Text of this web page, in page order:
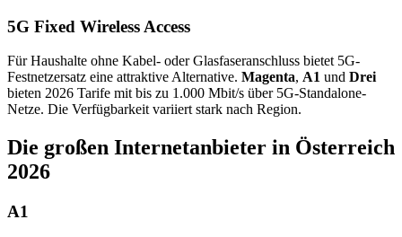
5G Fixed Wireless Access
Für Haushalte ohne Kabel- oder Glasfaseranschluss bietet 5G-
Festnetzersatz eine attraktive Alternative. Magenta, A1 und Drei
bieten 2026 Tarife mit bis zu 1.000 Mbit/s über 5G-Standalone-
Netze. Die Verfügbarkeit variiert stark nach Region.
Die großen Internetanbieter in Österreich
2026
A1